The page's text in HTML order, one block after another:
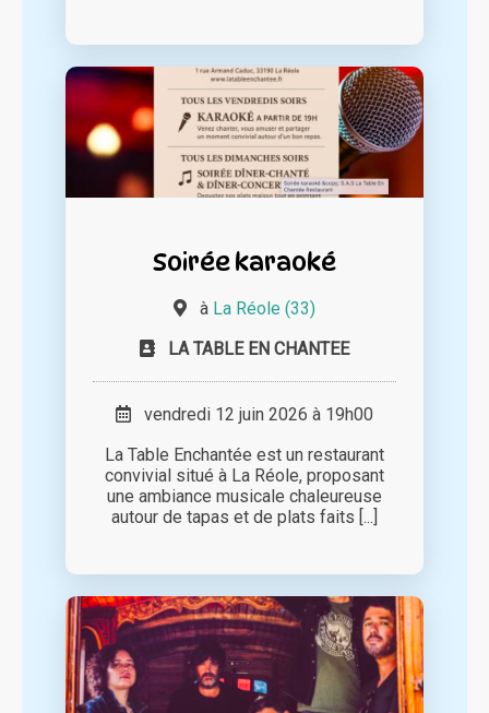
Soirée karaoké
à La Réole (33)
LA TABLE EN CHANTEE
vendredi 12 juin 2026 à 19h00
La Table Enchantée est un restaurant
convivial situé à La Réole, proposant
une ambiance musicale chaleureuse
autour de tapas et de plats faits [...]